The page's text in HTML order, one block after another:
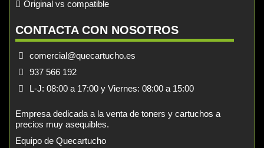
Original vs compatible
CONTACTA CON NOSOTROS
comercial@quecartucho.es
937 566 192
L-J: 08:00 a 17:00 y Viernes: 08:00 a 15:00
Empresa dedicada a la venta de toners y cartuchos a
precios muy asequibles.
Equipo de Quecartucho